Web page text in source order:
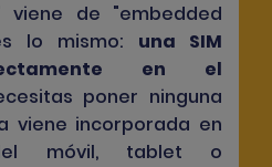
viene de "embedded
lo mismo: una SIM
en el
poner ninguna
viene incorporada en
móvil, tablet o